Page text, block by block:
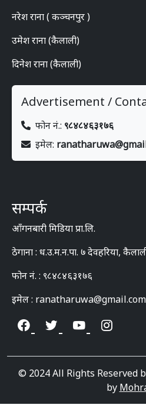
नरेश राना ( कञ्चनपुर )
उमेश राना (कैलाली)
दिनेश राना (कैलाली)
Advertisement /
फोन नं.: ९८४८४६३१७६
इमेल:
सम्पर्क
आँगनबारी मिडिया प्रा.लि.
ठेगाना : ध.उ.म.न.पा. ७ देवहरिया,
फोन नं. : ९८४८४६३१७६
इमेल : ranatharuwa@gmail.com
© 2024 All Rights Reserved
by